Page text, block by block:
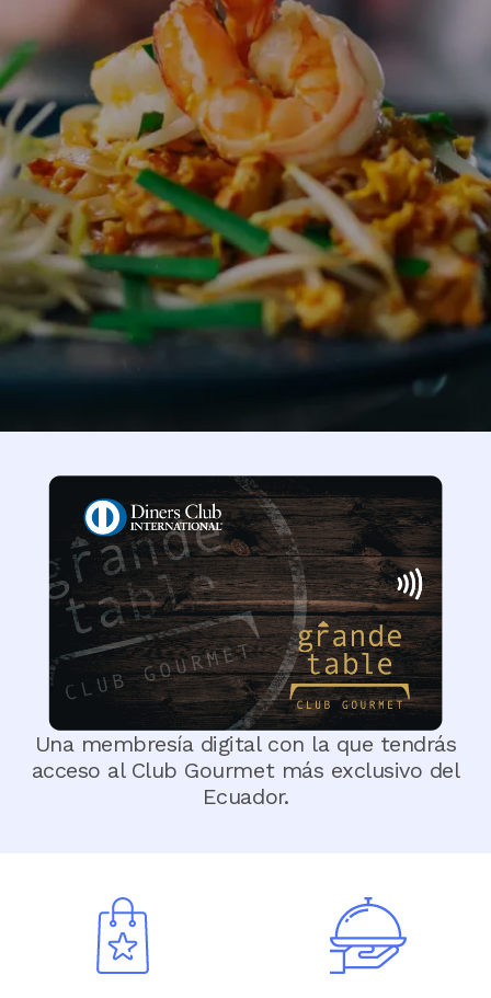
Una membresía digital con la que tendrás
acceso al Club Gourmet más exclusivo del
Ecuador.
Image
Image Image